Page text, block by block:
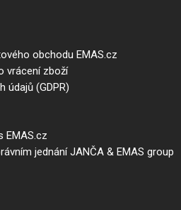
obchodu EMAS.cz
vrácení zboží
údajů (GDPR)
EMAS.cz
jednání JANČA & EMAS group